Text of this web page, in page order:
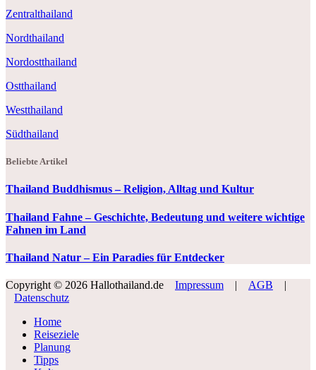
Zentralthailand
Nordthailand
Nordostthailand
Ostthailand
Westthailand
Südthailand
Beliebte Artikel
Thailand Buddhismus – Religion, Alltag und Kultur
Thailand Fahne – Geschichte, Bedeutung und weitere wichtige
Fahnen im Land
Thailand Natur – Ein Paradies für Entdecker
Copyright © 2026 Hallothailand.de Impressum | AGB
|
Datenschutz
Home
Reiseziele
Planung
Tipps